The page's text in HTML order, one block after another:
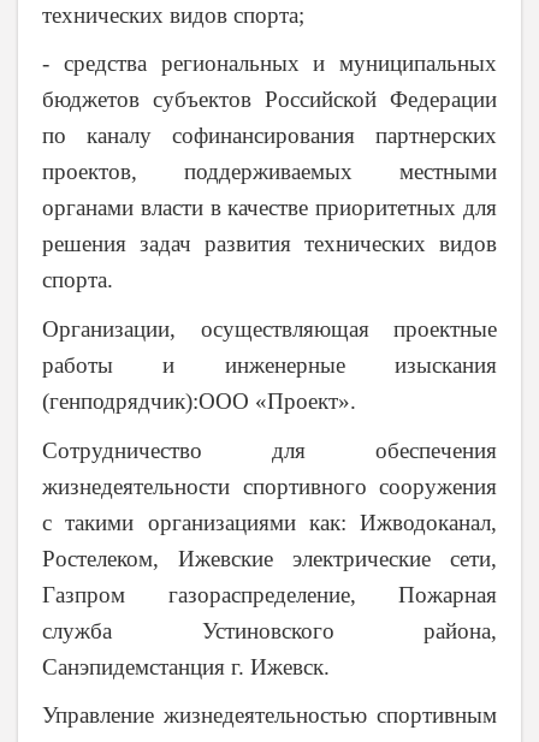
технических видов спорта;
- средства региональных и муниципальных
бюджетов субъектов Российской Федерации
по каналу софинансирования партнерских
проектов, поддерживаемых местными
органами власти в качестве приоритетных для
решения задач развития технических видов
спорта.
Организации, осуществляющая проектные
работы и инженерные изыскания
(генподрядчик):ООО «Проект».
Сотрудничество для обеспечения
жизнедеятельности спортивного сооружения
с такими организациями как: Ижводоканал,
Ростелеком, Ижевские электрические сети,
Газпром газораспределение, Пожарная
служба Устиновского района,
Санэпидемстанция г. Ижевск.
Управление жизнедеятельностью спортивным